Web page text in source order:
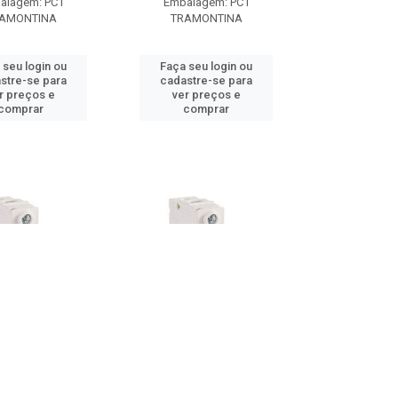
seu login ou
se para
preços e
TRAMONTINA
Faça seu login ou
cadastre-se para
ver preços e
comprar